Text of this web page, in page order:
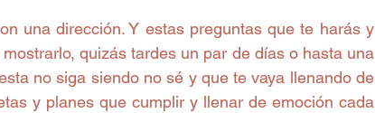
una dirección. Y estas preguntas que te harás y
quizás tardes un par de días o hasta una
no siga siendo no sé y que te vaya llenando de
y planes que cumplir y llenar de emoción cada